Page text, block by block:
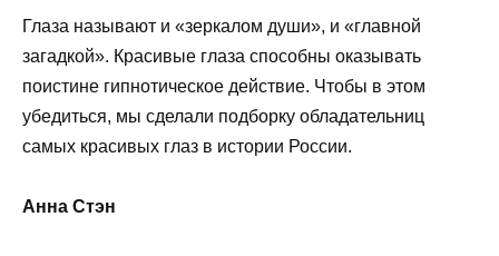
Глаза называют и «зеркалом души», и «главной
загадкой». Красивые глаза способны оказывать
поистине гипнотическое действие. Чтобы в этом
убедиться, мы сделали подборку обладательниц
самых красивых глаз в истории России.
Анна Стэн